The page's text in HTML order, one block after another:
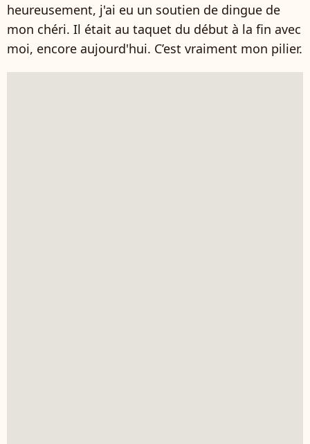
heureusement, j'ai eu un soutien de dingue de
mon chéri. Il était au taquet du début à la fin avec
moi, encore aujourd'hui. C’est vraiment mon pilier.